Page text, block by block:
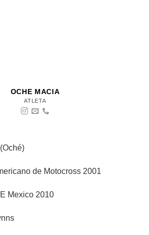
OCHE MACIA
ATLETA
de Motocross 2001
Mexico 2010